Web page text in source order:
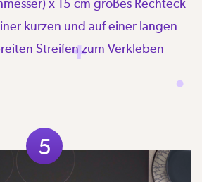
x 15 cm großes Rechteck
kurzen und auf einer langen
Streifen zum Verkleben
5